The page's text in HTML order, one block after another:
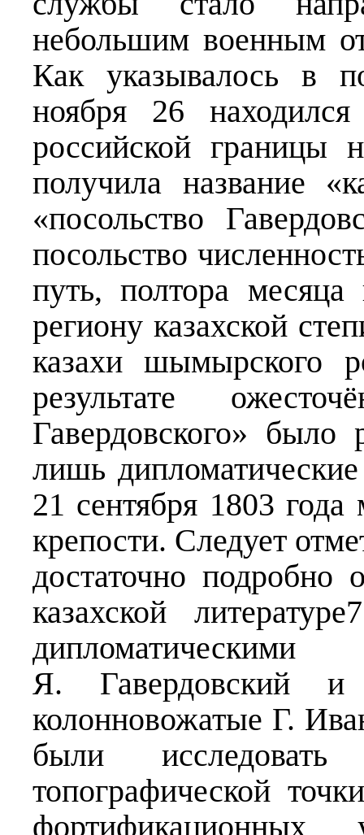
небольшим военным
Как указывалось в
ноября 26
российской границы
получила название
«посольство
посольство
путь, полтора месяца
региону казахской
казахи шымырского
результате
Гавердовского» было
лишь
21 сентября 1803
крепости. Следует
достаточно подробно
казахской
Я. Гавердовский и
колонновожатые Г.
были
топографической
фортификационных